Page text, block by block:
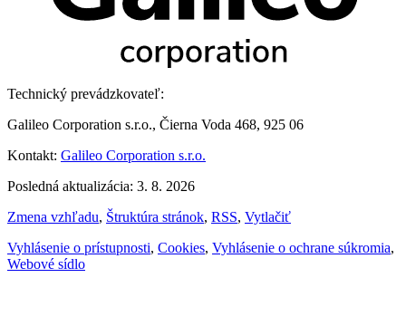
Technický prevádzkovateľ:
Galileo Corporation s.r.o., Čierna Voda 468, 925 06
Kontakt: Galileo Corporation s.r.o.
Posledná aktualizácia: 3. 8. 2026
Zmena vzhľadu, Štruktúra stránok, RSS, Vytlačiť
Vyhlásenie o prístupnosti, Cookies, Vyhlásenie o ochrane súkromia,
Webové sídlo